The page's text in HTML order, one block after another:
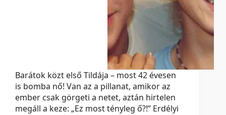
Barátok közt első Tildája – most 42 évesen
is bomba nő! Van az a pillanat, amikor az
ember csak görgeti a netet, aztán hirtelen
megáll a keze: „Ez most tényleg ő?!” Erdélyi